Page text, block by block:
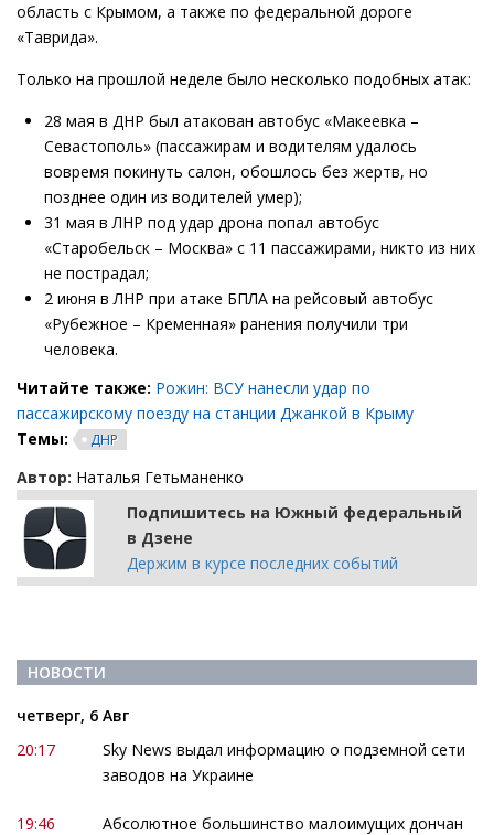
область с Крымом, а также по федеральной дороге
«Таврида».
Только на прошлой неделе было несколько подобных атак:
28 мая в ДНР был атакован автобус «Макеевка –
Севастополь» (пассажирам и водителям удалось
вовремя покинуть салон, обошлось без жертв, но
позднее один из водителей умер);
31 мая в ЛНР под удар дрона попал автобус
«Старобельск – Москва» с 11 пассажирами, никто из них
не пострадал;
2 июня в ЛНР при атаке БПЛА на рейсовый автобус
«Рубежное – Кременная» ранения получили три
человека.
Читайте также: Рожин: ВСУ нанесли удар по
пассажирскому поезду на станции Джанкой в Крыму
Темы:
ДНР
Автор: Наталья Гетьманенко
Подпишитесь на Южный федеральный
в Дзене
Держим в курсе последних событий
НОВОСТИ
четверг, 6 Авг
20:17
Sky News выдал информацию о подземной сети
заводов на Украине
19:46
Абсолютное большинство малоимущих дончан